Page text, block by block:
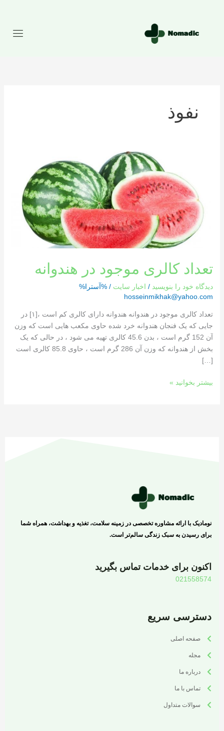
نفوذ
تعداد کالری موجود در هندوانه
دیدگاه‌ خود را بنویسید / اخبار سایت / %آسترا%
hosseinmikhak@yahoo.com
تعداد کالری موجود در هندوانه هندوانه دارای کالری کم است ،[١] در
جایی که یک فنجان هندوانه خرد شده حاوی مکعب هایی است که وزن
آن 152 گرم است ، بدن 45.6 کالری تهیه می شود ، در حالی که یک
بخش از هندوانه که وزن آن 286 گرم است ، حاوی 85.8 کالری است
[…]
هندوانه
بیشتر بخوانید »
نومادیک با ارائه مشاوره تخصصی در زمینه سلامت، تغذیه و بهداشت، همراه شما
برای رسیدن به سبک زندگی سالم‌تر است.
اکنون برای خدمات تماس بگیرید
021558574
دسترسی سریع
صفحه اصلی
مجله
درباره ما
تماس با ما
سوالات متداول